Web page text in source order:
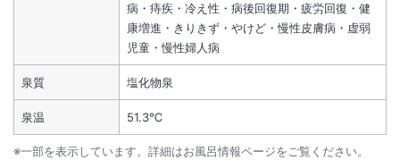
病・痔疾・冷え性・病後回復期・疲労回復・健
康増進・きりきず・やけど・慢性皮膚病・虚弱
児童・慢性婦人病
泉質 塩化物泉
泉温 51.3℃
※一部を表示しています。詳細はお風呂情報ページをご覧ください。